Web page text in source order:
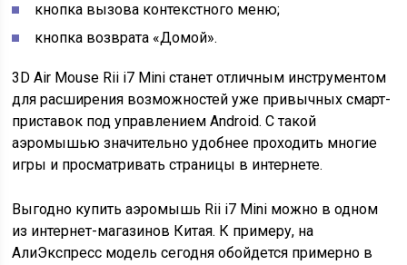
кнопка вызова контекстного меню;
кнопка возврата «Домой».
3D Air Mouse Rii i7 Mini станет отличным инструментом
для расширения возможностей уже привычных смарт-
приставок под управлением Android. С такой
аэромышью значительно удобнее проходить многие
игры и просматривать страницы в интернете.
Выгодно купить аэромышь Rii i7 Mini можно в одном
из интернет-магазинов Китая. К примеру, на
АлиЭкспресс модель сегодня обойдется примерно в